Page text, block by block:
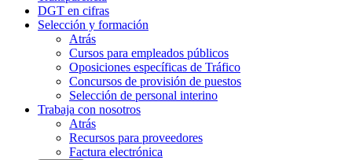
DGT en cifras
Selección y formación
Atrás
Cursos para empleados públicos
Oposiciones específicas de Tráfico
Concursos de provisión de puestos
Selección de personal interino
Trabaja con nosotros
Atrás
Recursos para proveedores
Factura electrónica